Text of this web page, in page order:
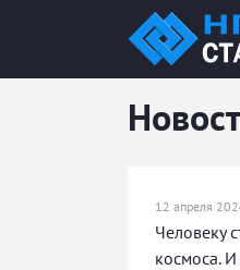
12 апреля
Человеку
космоса.